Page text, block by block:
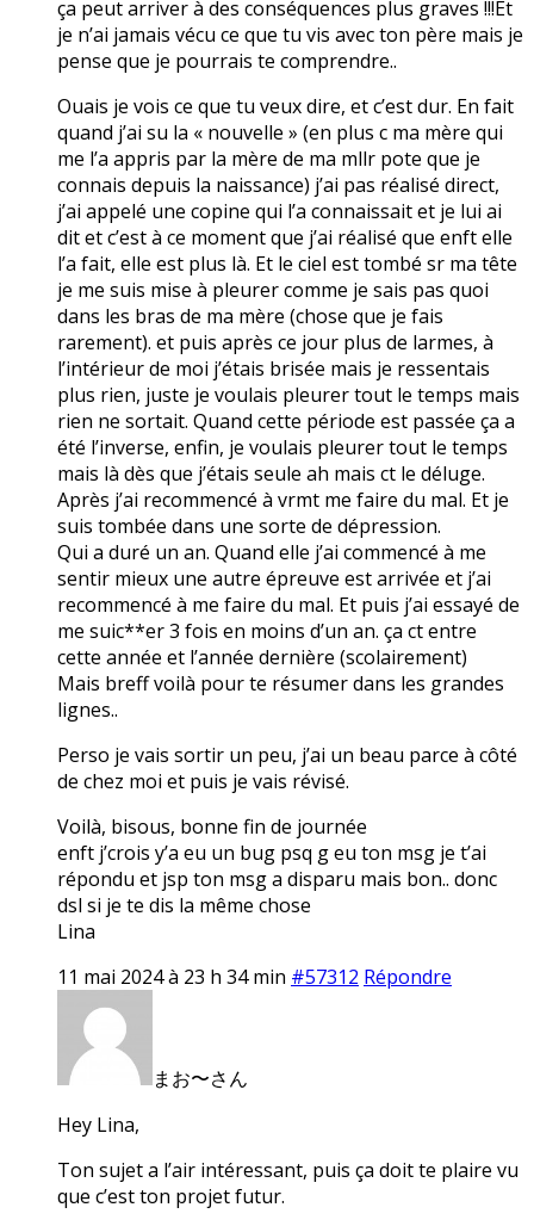
ça peut arriver à des conséquences plus graves !!!Et
je n’ai jamais vécu ce que tu vis avec ton père mais je
pense que je pourrais te comprendre..
Ouais je vois ce que tu veux dire, et c’est dur. En fait
quand j’ai su la « nouvelle » (en plus c ma mère qui
me l’a appris par la mère de ma mllr pote que je
connais depuis la naissance) j’ai pas réalisé direct,
j’ai appelé une copine qui l’a connaissait et je lui ai
dit et c’est à ce moment que j’ai réalisé que enft elle
l’a fait, elle est plus là. Et le ciel est tombé sr ma tête
je me suis mise à pleurer comme je sais pas quoi
dans les bras de ma mère (chose que je fais
rarement). et puis après ce jour plus de larmes, à
l’intérieur de moi j’étais brisée mais je ressentais
plus rien, juste je voulais pleurer tout le temps mais
rien ne sortait. Quand cette période est passée ça a
été l’inverse, enfin, je voulais pleurer tout le temps
mais là dès que j’étais seule ah mais ct le déluge.
Après j’ai recommencé à vrmt me faire du mal. Et je
suis tombée dans une sorte de dépression.
Qui a duré un an. Quand elle j’ai commencé à me
sentir mieux une autre épreuve est arrivée et j’ai
recommencé à me faire du mal. Et puis j’ai essayé de
me suic**er 3 fois en moins d’un an. ça ct entre
cette année et l’année dernière (scolairement)
Mais breff voilà pour te résumer dans les grandes
lignes..
Perso je vais sortir un peu, j’ai un beau parce à côté
de chez moi et puis je vais révisé.
Voilà, bisous, bonne fin de journée
enft j’crois y’a eu un bug psq g eu ton msg je t’ai
répondu et jsp ton msg a disparu mais bon.. donc
dsl si je te dis la même chose
Lina
11 mai 2024 à 23 h 34 min #57312 Répondre
まお〜さん
Hey Lina,
Ton sujet a l’air intéressant, puis ça doit te plaire vu
que c’est ton projet futur.